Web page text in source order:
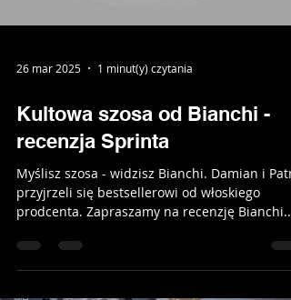
Load video
26 mar 2025
Kultowa szosa od Bianchi -
recenzja Sprinta